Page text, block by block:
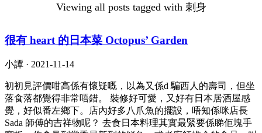
Viewing all posts tagged with 刺身
很有 heart 的日本菜 Octopus’ Garden
小譚 · 2021-11-14
初初見評價咁高係有懷疑嘅，以為又係d 騙西人的壽司，但坐
落食落都覺得非常唔錯。 裝修好可愛，又好有日本居酒屋感
覺，好似番左鄉下。店內好多八爪魚的擺設，唔知係咪店長
Sada 師傅的吉祥物呢？ 去食日本料理其實最緊要係睇佢塊手